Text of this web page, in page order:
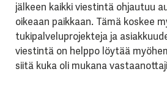
jälkeen kaikki viestintä ohjautuu
oikeaan paikkaan. Tämä koskee
tukipalveluprojekteja ja
viestintä on helppo löytää
siitä kuka oli mukana